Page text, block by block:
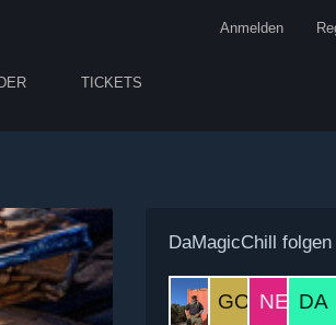
TICKETS
Anmelden
DaMagicChill folgen